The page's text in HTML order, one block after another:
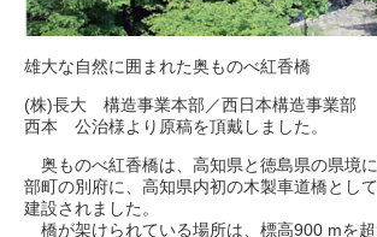
雄大な自然に囲まれた奥ものべ紅香橋
(株)長大 構造事業本部／西日本構造事業部
西本 公治様より原稿を頂戴しました。
奥ものべ紅香橋は、高知県と徳島県の県境
部町の別府に、高知県内初の木製車道橋とし
建設されました。
橋が架けられている場所は、標高900 mを